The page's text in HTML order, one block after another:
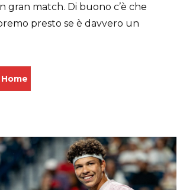
gran match. Di buono c’è che
presto se è davvero un